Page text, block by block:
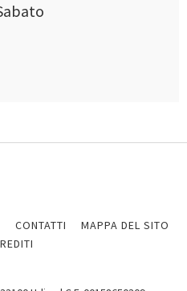
CONTATTI
MAPPA DEL SITO